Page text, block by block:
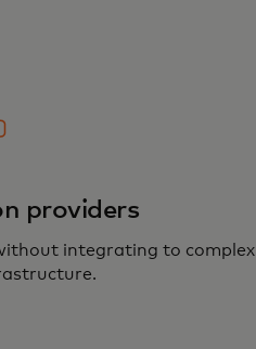
providers
integrating to complex